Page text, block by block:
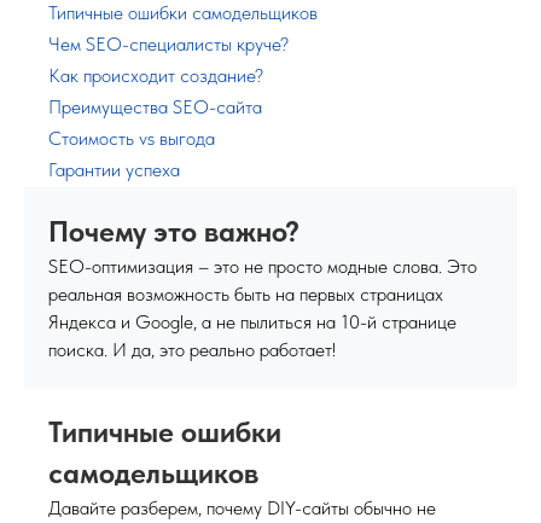
Типичные ошибки самодельщиков
Чем SEO-специалисты круче?
Как происходит создание?
Преимущества SEO-сайта
Стоимость vs выгода
Гарантии успеха
Почему это важно?
SEO-оптимизация – это не просто модные слова. Это
реальная возможность быть на первых страницах
Яндекса и Google, а не пылиться на 10-й странице
поиска. И да, это реально работает!
Типичные ошибки
самодельщиков
Давайте разберем, почему DIY-сайты обычно не